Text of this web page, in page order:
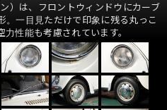
）は、フロントウィンドウにカーブ
。一目見ただけで印象に残る丸っこ
性能も考慮されています。